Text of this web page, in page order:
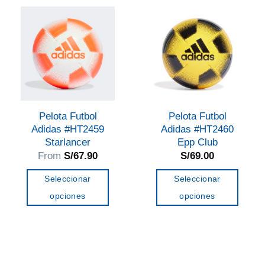
Las
opciones
se
pueden
elegir
la
página
de
producto
Pelota Futbol
Adidas #HT2459
Starlancer
From S/67.90
Seleccionar
opciones
Pelota Futbol
Adidas #HT2460
Epp Club
S/69.00
Seleccionar
opciones